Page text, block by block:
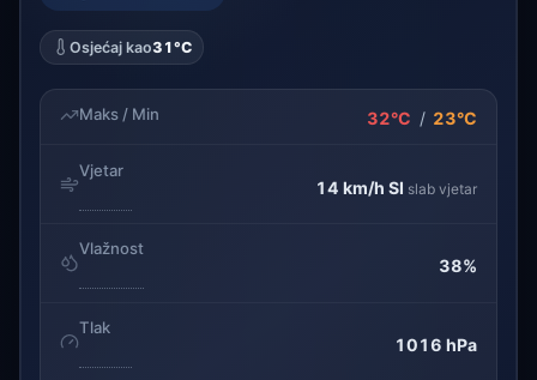
Osjećaj kao31°C
Maks / Min 32°C / 23°C
Vjetar
14 km/h SI slab vjetar
Vlažnost
38%
Tlak
1016 hPa